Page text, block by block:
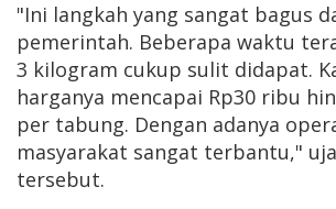
"Ini langkah yang sangat bagus
pemerintah. Beberapa waktu
3 kilogram cukup sulit didapat.
harganya mencapai Rp30 ribu
per tabung. Dengan adanya
masyarakat sangat terbantu,"
tersebut.